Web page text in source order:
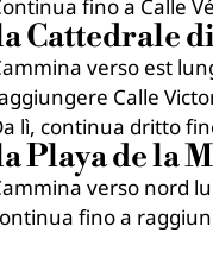
fino a Calle
Cattedrale
verso est
Calle
lì, continua dritto
Playa de la
verso nord
fino a